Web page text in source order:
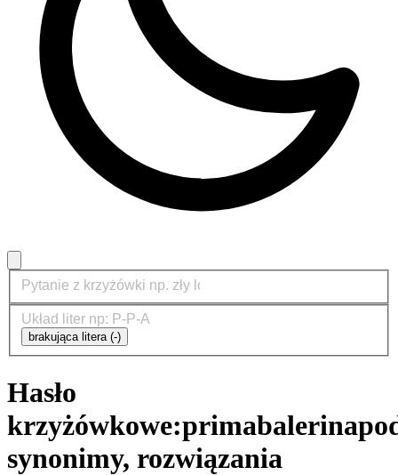
brakująca litera (-)
Hasło
krzyżówkowe:primabalerina
synonimy, rozwiązania